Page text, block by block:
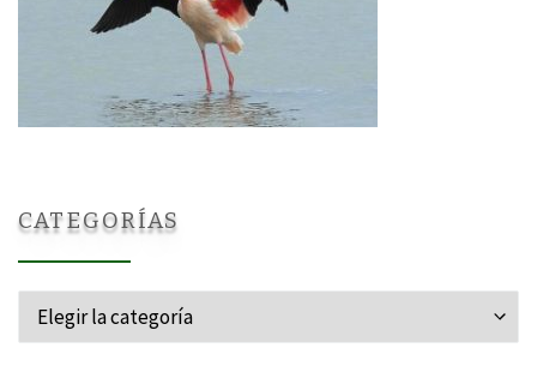
CATEGORÍAS
Categorías